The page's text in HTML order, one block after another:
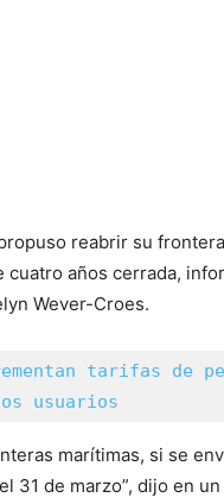
reabrir su
cuatro años cerrada,
Wever-Croes.
tarifas de
usuarios
marítimas, si se
31 de marzo”, dijo en